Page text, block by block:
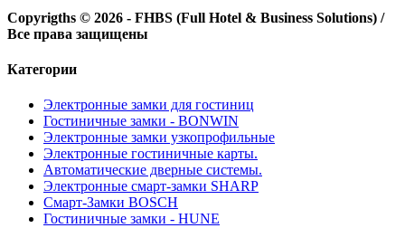
Copyrigths © 2026 - FHBS (Full Hotel & Business Solutions) /
Все права защищены
Категории
Электронные замки для гостиниц
Гостиничные замки - BONWIN
Электронные замки узкопрофильные
Электронные гостиничные карты.
Автоматические дверные системы.
Электронные смарт-замки SHARP
Смарт-Замки BOSCH
Гостиничные замки - HUNE